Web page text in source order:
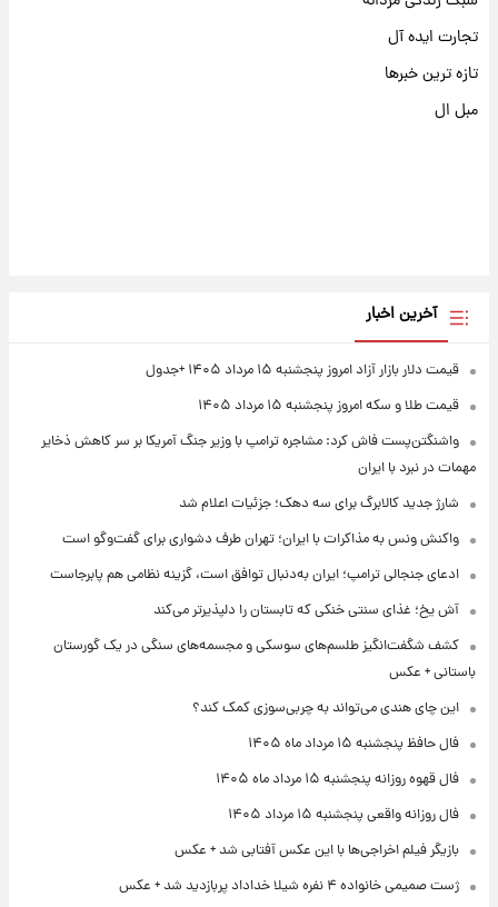
تجارت ایده آل
تازه ترین خبرها
مبل ال
آخرین اخبار
قیمت دلار بازار آزاد امروز پنجشنبه ۱۵ مرداد ۱۴۰۵ +جدول
قیمت طلا و سکه امروز پنجشنبه ۱۵ مرداد ۱۴۰۵
واشنگتن‌پست فاش کرد: مشاجره ترامپ با وزیر جنگ آمریکا بر سر کاهش ذخایر
مهمات در نبرد با ایران
شارژ جدید کالابرگ برای سه دهک؛ جزئیات اعلام شد
واکنش ونس به مذاکرات با ایران؛ تهران طرف دشواری برای گفت‌وگو است
ادعای جنجالی ترامپ؛ ایران به‌دنبال توافق است، گزینه نظامی هم پابرجاست
آش یخ؛ غذای سنتی خنکی که تابستان را دلپذیرتر می‌کند
کشف شگفت‌انگیز طلسم‌های سوسکی و مجسمه‌های سنگی در یک گورستان
باستانی + عکس
این چای هندی می‌تواند به چربی‌سوزی کمک کند؟
فال حافظ پنجشنبه ۱۵ مرداد ماه ۱۴۰۵
فال قهوه روزانه پنجشنبه ۱۵ مرداد ماه ۱۴۰۵
فال روزانه واقعی پنجشنبه ۱۵ مرداد ۱۴۰۵
بازیگر فیلم اخراجی‌ها با این عکس آفتابی شد + عکس
ژست صمیمی خانواده ۴ نفره شیلا خداداد پربازدید شد + عکس